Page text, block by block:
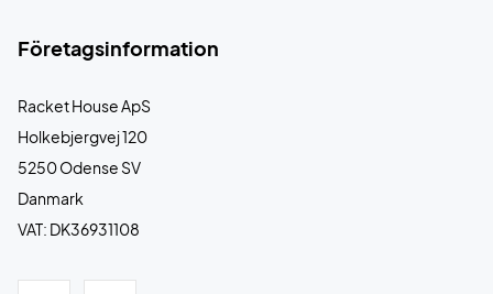
Företagsinformation
Racket House ApS
Holkebjergvej 120
5250 Odense SV
Danmark
VAT: DK36931108